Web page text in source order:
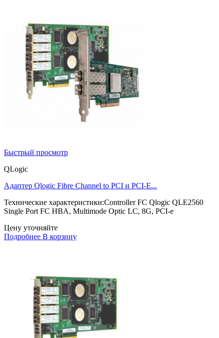
Быстрый просмотр
QLogic
Адаптер Qlogic Fibre Channel to PCI и PCI-E...
Технические характеристики:Controller FC Qlogic QLE2560
Single Port FC HBA, Multimode Optic LC, 8G, PCI-e
Цену уточняйте
Подробнее В корзину